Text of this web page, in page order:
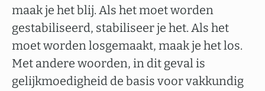
maak je het blij. Als het moet worden
gestabiliseerd, stabiliseer je het. Als het
moet worden losgemaakt, maak je het los.
Met andere woorden, in dit geval is
gelijkmoedigheid de basis voor vakkundig